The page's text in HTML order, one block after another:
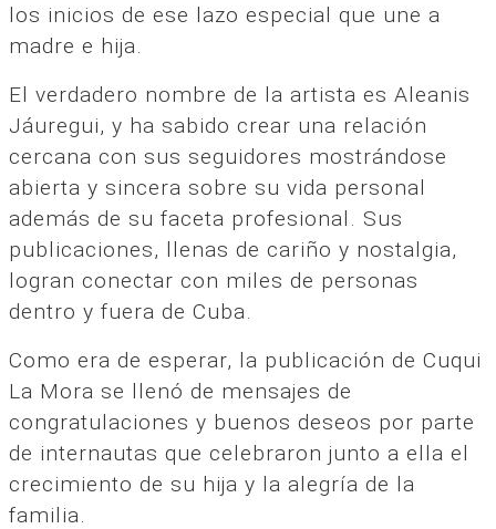
los inicios de ese lazo especial que une a
madre e hija.
El verdadero nombre de la artista es Aleanis
Jáuregui, y ha sabido crear una relación
cercana con sus seguidores mostrándose
abierta y sincera sobre su vida personal
además de su faceta profesional. Sus
publicaciones, llenas de cariño y nostalgia,
logran conectar con miles de personas
dentro y fuera de Cuba.
Como era de esperar, la publicación de Cuqui
La Mora se llenó de mensajes de
congratulaciones y buenos deseos por parte
de internautas que celebraron junto a ella el
crecimiento de su hija y la alegría de la
familia.